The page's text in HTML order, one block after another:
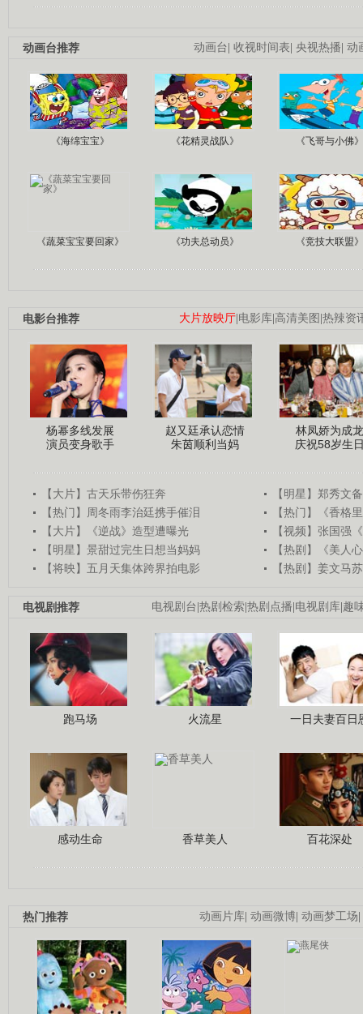
动画台| 收视时间表| 央视热播| 动
动画台推荐
《海绵宝宝》 《花精灵战队》 《飞哥与小佛》
《蔬菜宝宝要回家》 《功夫总动员》 《竞技大联盟》
大片放映厅|电影库|高清美图 |热辣资
电影台推荐
杨幂多线发展
演员变身歌手
赵又廷承认恋情
朱茵顺利当妈
林凤娇为成龙
庆祝58岁生
【大片】古天乐带伤狂奔
【明星】郑秀文
【热门】周冬雨李治廷携手催泪
【热门】《香格
【大片】《逆战》造型遭曝光
【视频】张国强
【明星】景甜过完生日想当妈妈
【热剧】《美人
【将映】五月天集体跨界拍电影
【热剧】姜文马
电视剧台|热剧检索|热剧点播|电视剧库|趣
电视剧推荐
跑马场 火流星 一日夫妻百日
感动生命 香草美人 百花深处
动画片库| 动画微博| 动画梦工场|
热门推荐